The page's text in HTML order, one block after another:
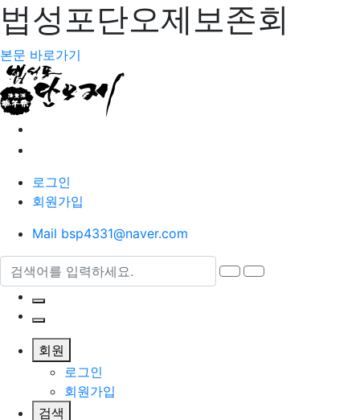
법성포단오제보존회
본문 바로가기
로그인
회원가입
Mail bsp4331@naver.com
검색어
검색 열기
사이트맵 열기
회원
로그인
회원가입